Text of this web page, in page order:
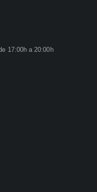
17:00h a 20:00h